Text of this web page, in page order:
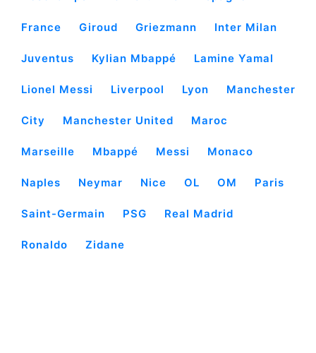
France Giroud Griezmann Inter Milan
Juventus Kylian Mbappé Lamine Yamal
Lionel Messi Liverpool Lyon Manchester
City Manchester United Maroc
Marseille Mbappé Messi Monaco
Naples Neymar Nice OL OM Paris
Saint-Germain PSG Real Madrid
Ronaldo Zidane